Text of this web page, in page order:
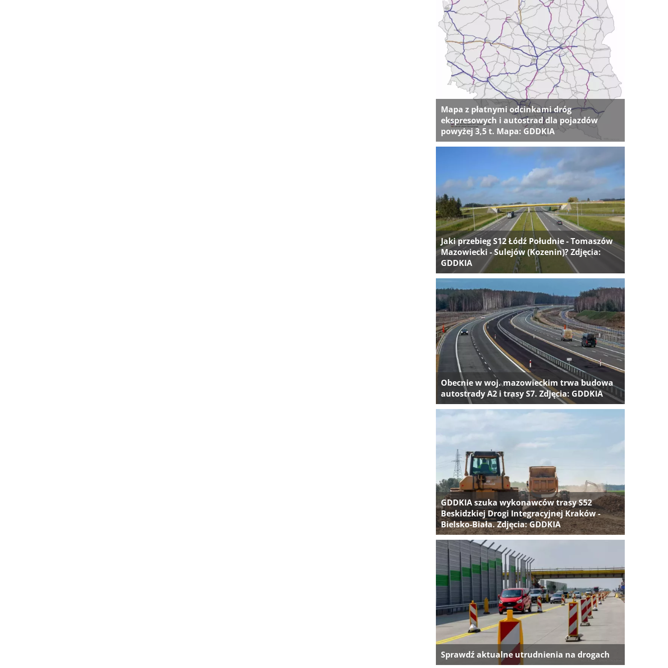
Mapa z płatnymi odcinkami dróg
ekspresowych i autostrad dla pojazdów
powyżej 3,5 t. Mapa: GDDKIA
Jaki przebieg S12 Łódź Południe - Tomaszów
Mazowiecki - Sulejów (Kozenin)? Zdjęcia:
GDDKIA
Obecnie w woj. mazowieckim trwa budowa
autostrady A2 i trasy S7. Zdjęcia: GDDKIA
GDDKIA szuka wykonawców trasy S52
Beskidzkiej Drogi Integracyjnej Kraków -
Bielsko-Biała. Zdjęcia: GDDKIA
Sprawdź aktualne utrudnienia na drogach